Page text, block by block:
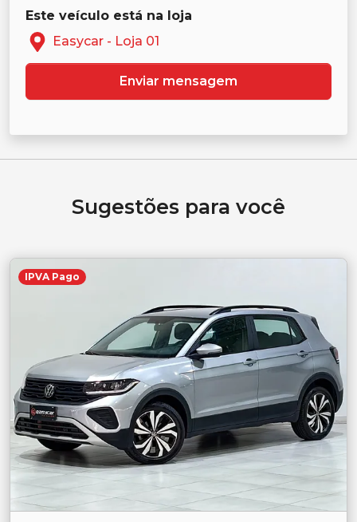
Este veículo está na loja
Easycar - Loja 01
Enviar mensagem
Sugestões para você
IPVA Pago